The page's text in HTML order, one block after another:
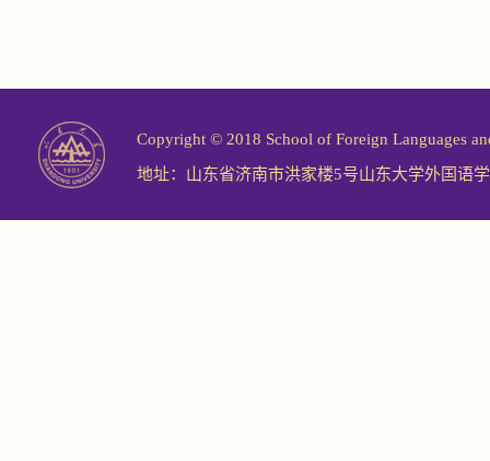
Copyright © 2018 School of Foreign Languages
地址：山东省济南市洪家楼5号山东大学外国语